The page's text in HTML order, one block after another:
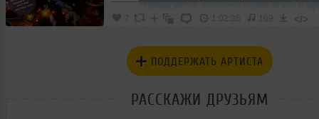
7 1:02:36 169 </>
ПОДДЕРЖАТЬ АРТИСТА
РАССКАЖИ ДРУЗЬЯМ